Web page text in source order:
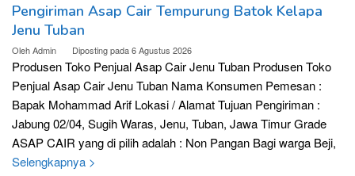
Pengiriman Asap Cair Tempurung Batok Kelapa
Jenu Tuban
OlehAdmin Diposting pada6 Agustus 2026
Produsen Toko Penjual Asap Cair Jenu Tuban Produsen Toko
Penjual Asap Cair Jenu Tuban Nama Konsumen Pemesan :
Bapak Mohammad Arif Lokasi / Alamat Tujuan Pengiriman :
Jabung 02/04, Sugih Waras, Jenu, Tuban, Jawa Timur Grade
ASAP CAIR yang di pilih adalah : Non Pangan Bagi warga Beji,
Selengkapnya >